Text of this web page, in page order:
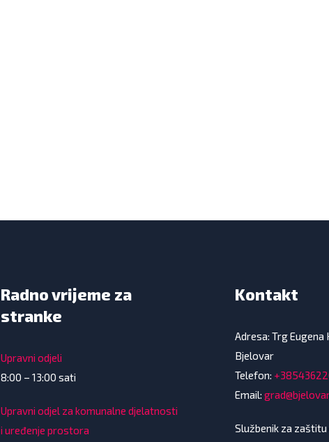
Radno vrijeme za
stranke
Upravni odjeli
8:00 – 13:00 sati
Upravni odjel za komunalne djelatnosti
i uređenje prostora
Kontakt
Adresa: Trg
Bjelovar
Telefon:
Email:
Službenik za